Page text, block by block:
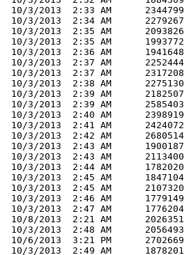
10/3/2013  2:33 AM      2344799
10/3/2013  2:34 AM      2279267
10/3/2013  2:35 AM      2093826
10/3/2013  2:35 AM      1993772
10/3/2013  2:36 AM      1941648
10/3/2013  2:37 AM      2252444
10/3/2013  2:37 AM      2317208
10/3/2013  2:38 AM      2275130
10/3/2013  2:39 AM      2182507
10/3/2013  2:39 AM      2585403
10/3/2013  2:40 AM      2398919
10/3/2013  2:41 AM      2424072
10/3/2013  2:42 AM      2680514
10/3/2013  2:43 AM      1900187
10/3/2013  2:43 AM      2113400
10/3/2013  2:44 AM      1782020
10/3/2013  2:45 AM      1847104
10/3/2013  2:45 AM      2107320
10/3/2013  2:46 AM      1779149
10/3/2013  2:47 AM      1776204
10/8/2013  2:21 AM      2026351
10/3/2013  2:48 AM      2056493
10/6/2013  3:21 PM      2702669
10/3/2013  2:49 AM      1878201